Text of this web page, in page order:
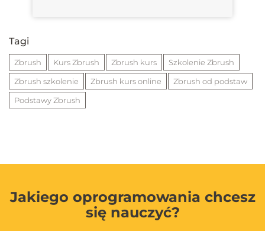
Tagi
Zbrush Kurs Zbrush Zbrush kurs
Szkolenie Zbrush
Zbrush szkolenie
Zbrush kurs online
Zbrush od podstaw
Podstawy Zbrush
Jakiego oprogramowania chcesz
się nauczyć?